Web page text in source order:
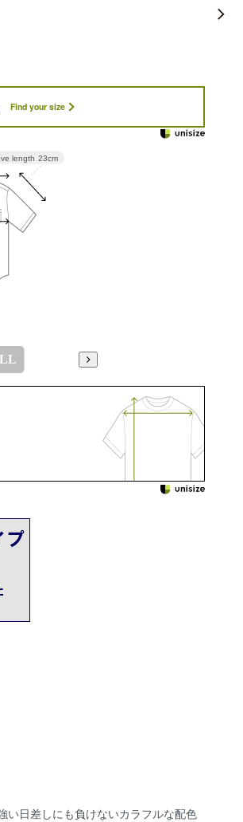
Find your size
length 23cm
LL
い日差しにも負けないカラフルな配色